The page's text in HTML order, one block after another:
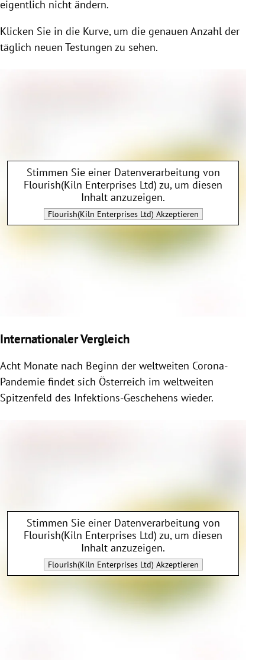
eigentlich nicht ändern.
Klicken Sie in die Kurve, um die genauen Anzahl der
täglich neuen Testungen zu sehen.
Stimmen Sie einer Datenverarbeitung von
Flourish(Kiln Enterprises Ltd) zu, um diesen
Inhalt anzuzeigen.
Flourish(Kiln Enterprises Ltd) Akzeptieren
Internationaler Vergleich
Acht Monate nach Beginn der weltweiten Corona-
Pandemie findet sich Österreich im weltweiten
Spitzenfeld des Infektions-Geschehens wieder.
Stimmen Sie einer Datenverarbeitung von
Flourish(Kiln Enterprises Ltd) zu, um diesen
Inhalt anzuzeigen.
Flourish(Kiln Enterprises Ltd) Akzeptieren